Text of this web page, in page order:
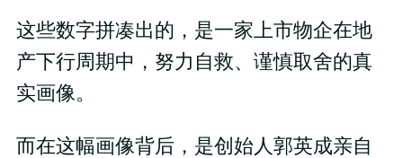
这些数字拼凑出的，是一家上市物企在地
产下行周期中，努力自救、谨慎取舍的真
实画像。
而在这幅画像背后，是创始人郭英成亲自